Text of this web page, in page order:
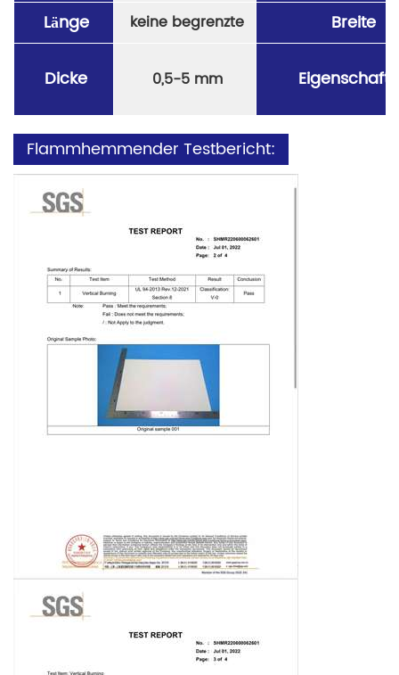
Länge keine begrenzte Breite
Dicke 0,5-5 mm
Flammhemmender Testbericht: